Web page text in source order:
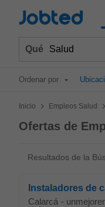
Jobted
Qué
Ordenar por
Inicio > Empleos Salud
Ofertas de
Resultados de la
Instaladores de
Calarcá -